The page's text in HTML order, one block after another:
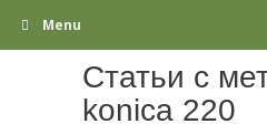
Menu
Статьи с
konica 220